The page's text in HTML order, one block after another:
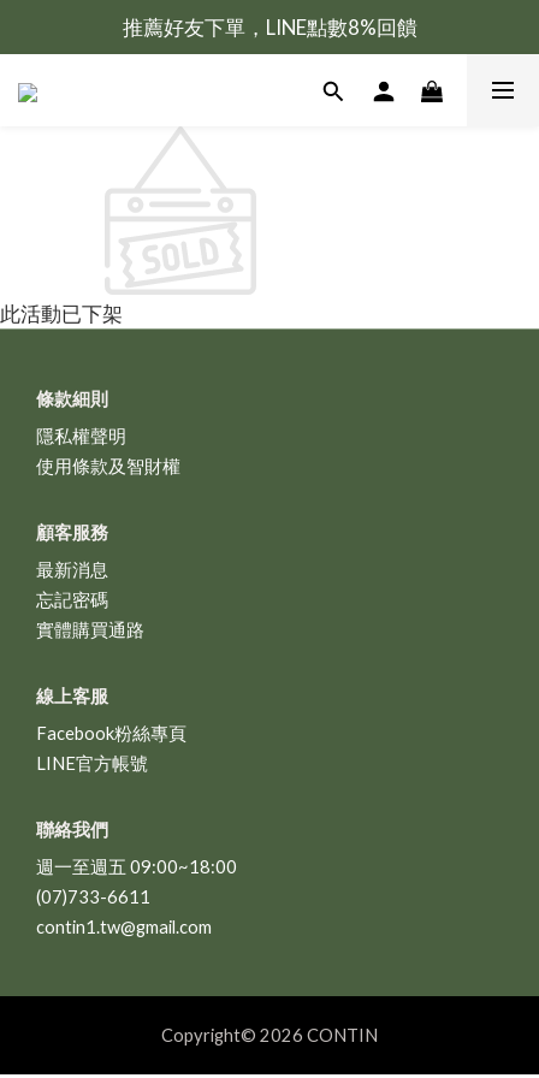
新會員加入送100元購物金
推薦好友下單，LINE點數8%回饋
新會員加入送100元購物金
此活動已下架
條款細則
隱私權聲明
使用條款及智財權
顧客服務
最新消息
忘記密碼
實體購買通路
線上客服
Facebook粉絲專頁
LINE官方帳號
聯絡我們
週一至週五 09:00~18:00
(07)733-6611
contin1.tw@gmail.com
Copyright© 2026 CONTIN